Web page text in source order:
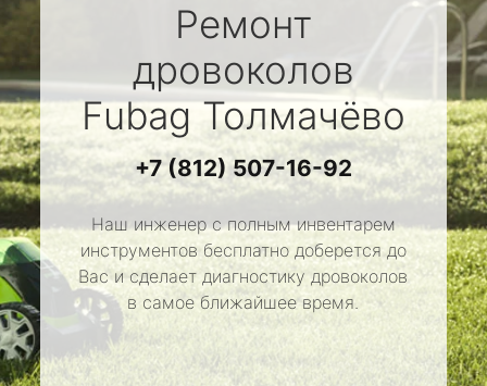
Ремонт
дровоколов
FubagТолмачёво
+7 (812) 507-16-92
Наш инженер с полным инвентарем
инструментов бесплатно доберется до
Вас и сделает диагностику дровоколов
в самое ближайшее время.